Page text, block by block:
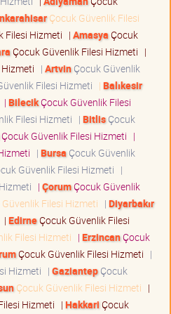
Çocuk Güvenlik Filesi
Filesi Hizmeti | AmasyaÇocuk
Çocuk Güvenlik Filesi Hizmeti |
| ArtvinÇocuk Güvenlik
Filesi Hizmeti | Balıkesir
| BilecikÇocuk Güvenlik Filesi
Filesi Hizmeti | BitlisÇocuk
Çocuk Güvenlik Filesi Hizmeti |
| Bursa Çocuk Güvenlik
Güvenlik Filesi Hizmeti |
| ÇorumÇocuk Güvenlik
Filesi Hizmeti | Diyarbakır
| EdirneÇocuk Güvenlik Filesi
Filesi Hizmeti | ErzincanÇocuk
Çocuk Güvenlik Filesi Hizmeti |
Hizmeti | GaziantepÇocuk
Çocuk Güvenlik Filesi Hizmeti |
Hizmeti | HakkariÇocuk